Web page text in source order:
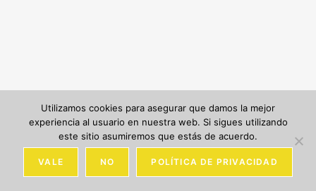
Utilizamos cookies para asegurar que damos la mejor
experiencia al usuario en nuestra web. Si sigues utilizando
este sitio asumiremos que estás de acuerdo.
VALE NO POLÍTICA DE PRIVACIDAD